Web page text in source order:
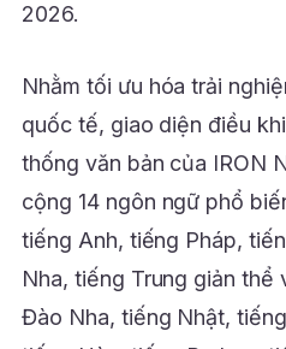
2026.
Nhằm tối ưu hóa trải
quốc tế, giao diện điều
thống văn bản của IRON
cộng 14 ngôn ngữ phổ
tiếng Anh, tiếng Pháp,
Nha, tiếng Trung giản thể
Đào Nha, tiếng Nhật,